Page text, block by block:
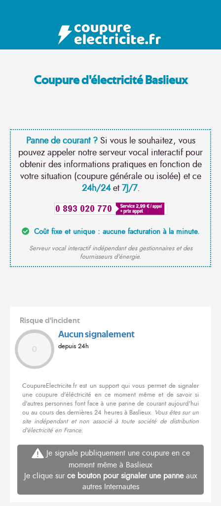
Coupure d'électricité Baslieux
Panne de courant ?Si vous le souhaitez, vous
pouvez appeler notre serveur vocal interactif pour
obtenir des informations pratiques en fonction de
votre situation (coupure générale ou isolée) et ce
24h/24et7J/7.
Coût fixe et unique : aucune facturation à la minute.
Serveur vocal interactif indépendant des gestionnaires et des
fournisseurs d'énergie.
Risque d'incident
0
Aucun signalement
depuis 24h
CoupureElectricite.fr est un support qui vous permet de signaler
une coupure d'éléctricité en ce moment même et de savoir si
d'autres personnes font face à une panne de courant aujourd'hui
ou au cours des dernières 24 heures à Baslieux. Vous êtes sur un
site indépendant et non associé à toute société de distribution
d'électricité en France.
Je signale publiquement une coupure en ce
moment même à Baslieux
Je clique sur ce bouton pour signaler une panneaux
autres Internautes